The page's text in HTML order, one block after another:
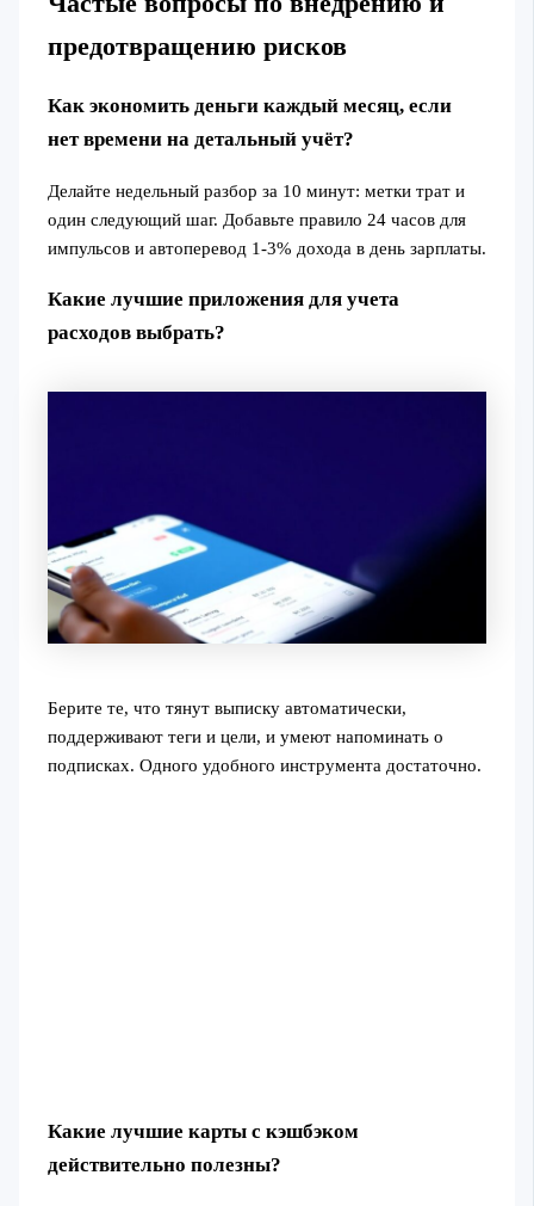
предотвращению рисков
Как экономить деньги каждый месяц, если
нет времени на детальный учёт?
Делайте недельный разбор за 10 минут: метки трат и
один следующий шаг. Добавьте правило 24 часов для
импульсов и автоперевод 1-3% дохода в день зарплаты.
Какие лучшие приложения для учета
расходов выбрать?
Берите те, что тянут выписку автоматически,
поддерживают теги и цели, и умеют напоминать о
подписках. Одного удобного инструмента достаточно.
Какие лучшие карты с кэшбэком
действительно полезны?